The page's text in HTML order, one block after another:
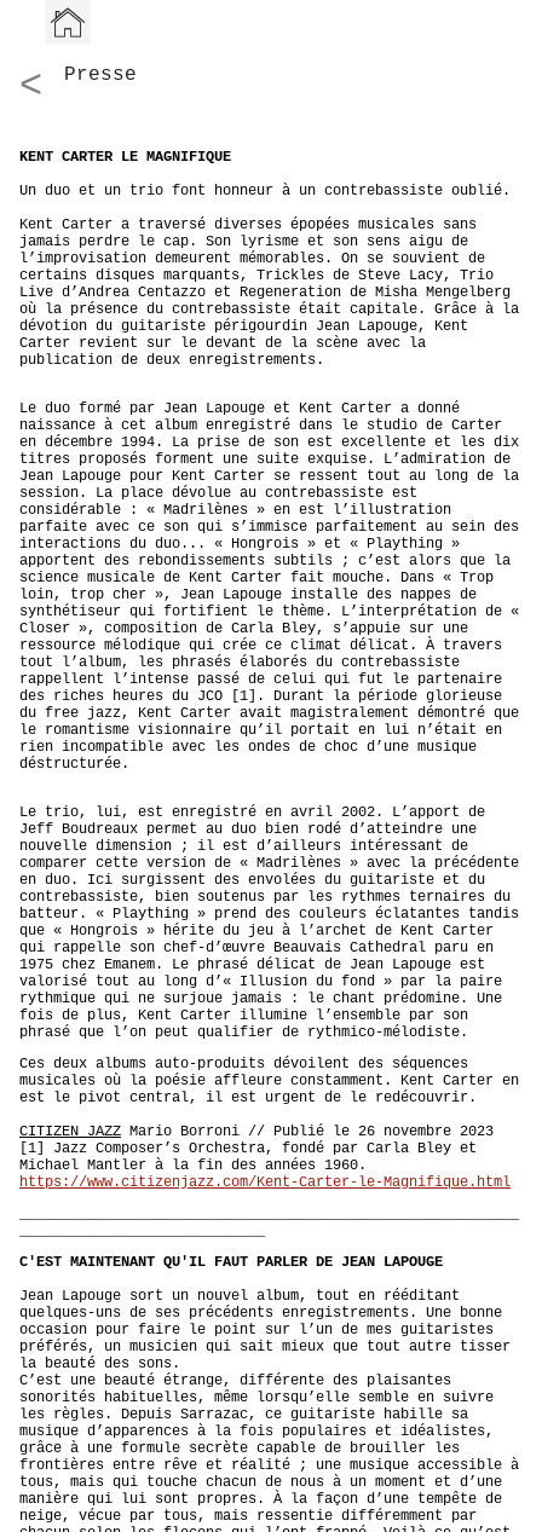
< Presse
KENT CARTER LE MAGNIFIQUE
Un duo et un trio font honneur à un contrebassiste oublié.
Kent Carter a traversé diverses épopées musicales sans
jamais perdre le cap. Son lyrisme et son sens aigu de
l’improvisation demeurent mémorables. On se souvient de
certains disques marquants, Trickles de Steve Lacy, Trio
Live d’Andrea Centazzo et Regeneration de Misha Mengelberg
où la présence du contrebassiste était capitale. Grâce à la
dévotion du guitariste périgourdin Jean Lapouge, Kent
Carter revient sur le devant de la scène avec la
publication de deux enregistrements.
Le duo formé par Jean Lapouge et Kent Carter a donné
naissance à cet album enregistré dans le studio de Carter
en décembre 1994. La prise de son est excellente et les dix
titres proposés forment une suite exquise. L’admiration de
Jean Lapouge pour Kent Carter se ressent tout au long de la
session. La place dévolue au contrebassiste est
considérable : « Madrilènes » en est l’illustration
parfaite avec ce son qui s’immisce parfaitement au sein des
interactions du duo... « Hongrois » et « Plaything »
apportent des rebondissements subtils ; c’est alors que la
science musicale de Kent Carter fait mouche. Dans « Trop
loin, trop cher », Jean Lapouge installe des nappes de
synthétiseur qui fortifient le thème. L’interprétation de «
Closer », composition de Carla Bley, s’appuie sur une
ressource mélodique qui crée ce climat délicat. À travers
tout l’album, les phrasés élaborés du contrebassiste
rappellent l’intense passé de celui qui fut le partenaire
des riches heures du JCO [1]. Durant la période glorieuse
du free jazz, Kent Carter avait magistralement démontré que
le romantisme visionnaire qu’il portait en lui n’était en
rien incompatible avec les ondes de choc d’une musique
déstructurée.
Le trio, lui, est enregistré en avril 2002. L’apport de
Jeff Boudreaux permet au duo bien rodé d’atteindre une
nouvelle dimension ; il est d’ailleurs intéressant de
comparer cette version de « Madrilènes » avec la précédente
en duo. Ici surgissent des envolées du guitariste et du
contrebassiste, bien soutenus par les rythmes ternaires du
batteur. « Plaything » prend des couleurs éclatantes tandis
que « Hongrois » hérite du jeu à l’archet de Kent Carter
qui rappelle son chef-d’œuvre Beauvais Cathedral paru en
1975 chez Emanem. Le phrasé délicat de Jean Lapouge est
valorisé tout au long d’« Illusion du fond » par la paire
rythmique qui ne surjoue jamais : le chant prédomine. Une
fois de plus, Kent Carter illumine l’ensemble par son
phrasé que l’on peut qualifier de rythmico-mélodiste.
Ces deux albums auto-produits dévoilent des séquences
musicales où la poésie affleure constamment. Kent Carter en
est le pivot central, il est urgent de le redécouvrir.
CITIZEN JAZZ Mario Borroni // Publié le 26 novembre 2023
[1] Jazz Composer’s Orchestra, fondé par Carla Bley et
Michael Mantler à la fin des années 1960.
https://www.citizenjazz.com/Kent-Carter-le-Magnifique.html
C'EST MAINTENANT QU'IL FAUT PARLER DE JEAN LAPOUGE
Jean Lapouge sort un nouvel album, tout en rééditant
quelques-uns de ses précédents enregistrements. Une bonne
occasion pour faire le point sur l’un de mes guitaristes
préférés, un musicien qui sait mieux que tout autre tisser
la beauté des sons.
C’est une beauté étrange, différente des plaisantes
sonorités habituelles, même lorsqu’elle semble en suivre
les règles. Depuis Sarrazac, ce guitariste habille sa
musique d’apparences à la fois populaires et idéalistes,
grâce à une formule secrète capable de brouiller les
frontières entre rêve et réalité ; une musique accessible à
tous, mais qui touche chacun de nous à un moment et d’une
manière qui lui sont propres. À la façon d’une tempête de
neige, vécue par tous, mais ressentie différemment par